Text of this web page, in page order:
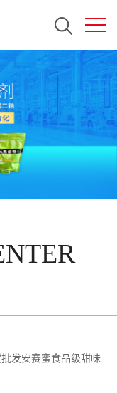
发安赛蜜食品级甜味